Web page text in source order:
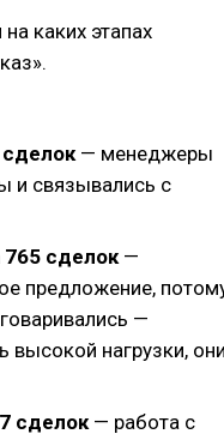
каких этапах
сделок— менеджеры
и связывались с
сделок—
предложение,
—
высокой нагрузки,
сделок— работа с